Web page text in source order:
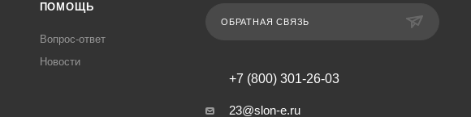
ПОМОЩЬ
Вопрос-ответ
Новости
ОБРАТНАЯ СВЯЗЬ
+7 (800) 301-26-03
23@slon-e.ru